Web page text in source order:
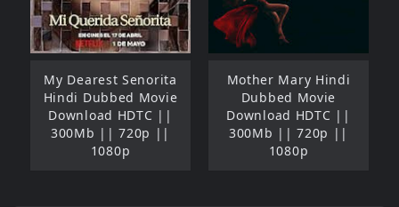
My Dearest Senorita
Hindi Dubbed Movie
Download HDTC ||
300Mb || 720p ||
1080p
Mother Mary Hindi
Dubbed Movie
Download HDTC ||
300Mb || 720p ||
1080p